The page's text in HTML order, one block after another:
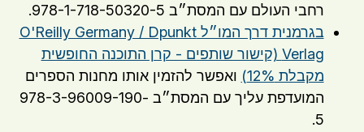
רחבי העולם עם המסת״ב 978-1-718-50320-5.
בגרמנית דרך המו״ל O'Reilly Germany / Dpunkt
Verlag (קישור שותפים - קרן התוכנה החופשית
מקבלת 12%)
ואפשר להזמין אותו מחנות הספרים
המועדפת עליך עם המסת״ב 978-3-96009-190-
5.